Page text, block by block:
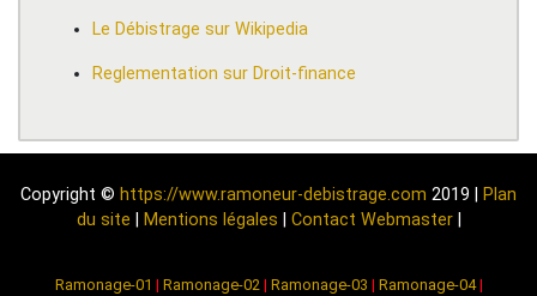
Le Débistrage sur Wikipedia
Reglementation sur Droit-finance
Copyright © https://www.ramoneur-debistrage.com 2019 | Plan
du site
Mentions légales Contact Webmaster|
Ramonage-01 | Ramonage-02| Ramonage-03 | Ramonage-04|